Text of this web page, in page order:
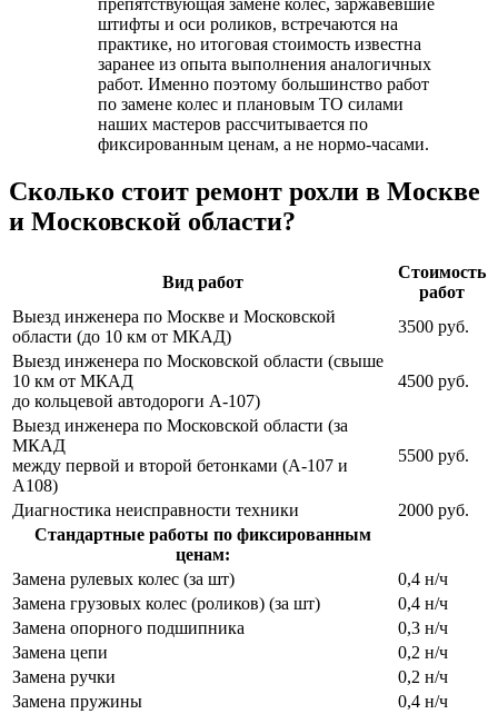
штифты и оси роликов, встречаются на
практике, но итоговая стоимость известна
заранее из опыта выполнения аналогичных
работ. Именно поэтому большинство работ
по замене колес и плановым ТО силами
наших мастеров рассчитывается по
фиксированным ценам, а не нормо-часами.
Сколько стоит ремонт рохли в Москве
и Московской области?
Вид работ
Стоимость
работ
Выезд инженера по Москве и Московской
области (до 10 км от МКАД)
3500 руб.
Выезд инженера по Московской области (свыше
10 км от МКАД
до кольцевой автодороги A-107)
4500 руб.
Выезд инженера по Московской области (за
МКАД
между первой и второй бетонками (A-107 и
А108)
5500 руб.
Диагностика неисправности техники
2000 руб.
Стандартные работы по фиксированным
ценам:
Замена рулевых колес (за шт)
0,4 н/ч
Замена грузовых колес (роликов) (за шт)
0,4 н/ч
Замена опорного подшипника
0,3 н/ч
Замена цепи
0,2 н/ч
Замена ручки
0,2 н/ч
Замена пружины
0,4 н/ч